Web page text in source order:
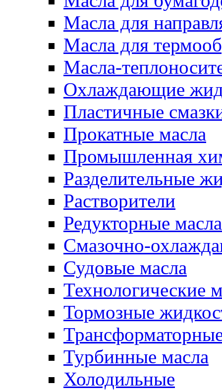
Масла для
Масла для
Масла-
Охлаждающие
Пластичные
Прокатные масла
Промышленная
Разделительные
Растворители
Редукторные масла
Смазочно-
Судовые масла
Технологические
Тормозные
Турбинные масла
Холодильные